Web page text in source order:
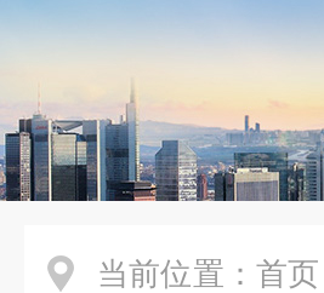
当前位置： 首页